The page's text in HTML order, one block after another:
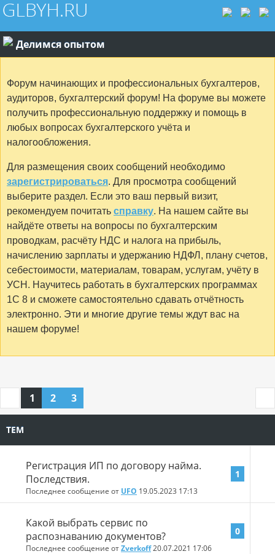
Делимся опытом
Форум начинающих и профессиональных бухгалтеров,
аудиторов, бухгалтерский форум! На форуме вы можете
получить профессиональную поддержку и помощь в
любых вопросах бухгалтерского учёта и
налогообложения.
Для размещения своих сообщений необходимо
зарегистрироваться. Для просмотра сообщений
выберите раздел. Если это ваш первый визит,
рекомендуем почитать справку. На нашем сайте вы
найдёте ответы на вопросы по бухгалтерским
проводкам, расчёту НДС и налога на прибыль,
начислению зарплаты и удержанию НДФЛ, плану счетов,
себестоимости, материалам, товарам, услугам, учёту в
УСН. Научитесь работать в бухгалтерских программах
1С 8 и сможете самостоятельно сдавать отчётность
электронно. Эти и многие другие темы ждут вас на
нашем форуме!
1 2 3
ТЕМ
Регистрация ИП по договору найма.
Последствия.
Последнее сообщение от UFO 19.05.2023 17:13
1
Какой выбрать сервис по
распознаванию документов?
Последнее сообщение отZverkoff20.07.2021 17:06
0